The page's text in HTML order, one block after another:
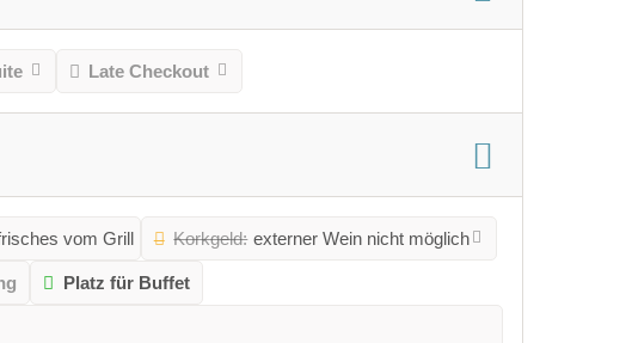
Late Checkout
vom Grill Korkgeld: externer Wein nicht möglich
Platz für Buffet